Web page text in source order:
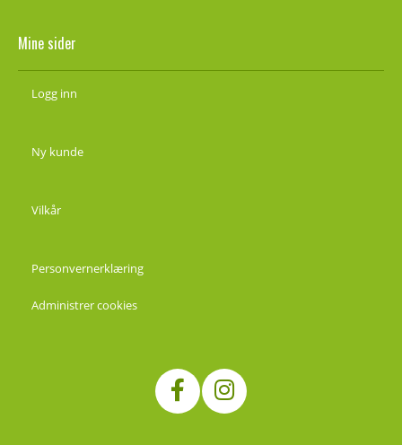
Mine sider
Logg inn
Ny kunde
Vilkår
Personvernerklæring
Administrer cookies